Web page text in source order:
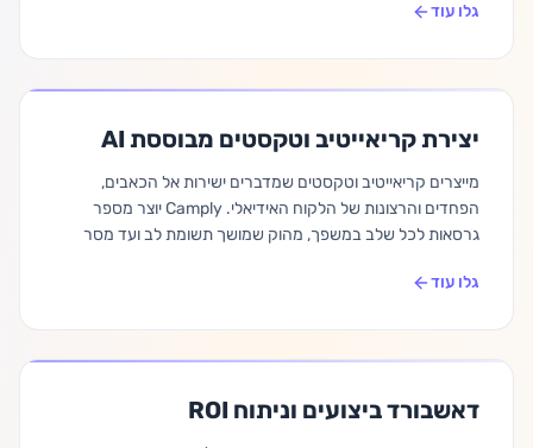
גלו עוד
יצירת קריאייטיב וטקסטים מבוססת AI
מייצרים קריאייטיב וטקסטים שמדברים ישירות אל הכאבים,
הפחדים והרצונות של הלקוח האידיאלי. Camply יוצר מספר
גרסאות לכל שלב במשפך, מהוק שמושך תשומת לב ועד מסר
גלו עוד
דאשבורד ביצועים וניתוח ROI